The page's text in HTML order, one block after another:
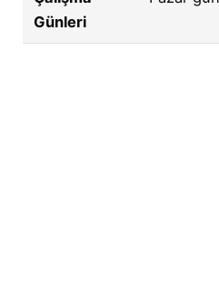
Günleri